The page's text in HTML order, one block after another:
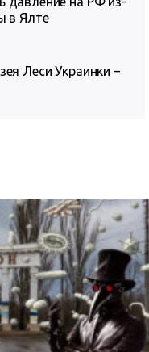
в Ялте
Леси Украинки –